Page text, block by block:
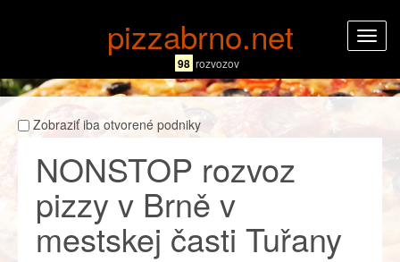
pizzabrno.net
98 rozvozov
Zobraziť iba otvorené podniky
NONSTOP rozvoz
pizzy v Brně v
mestskej časti Tuřany